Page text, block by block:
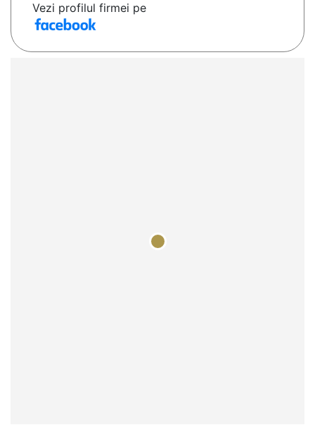
Vezi profilul firmei pe